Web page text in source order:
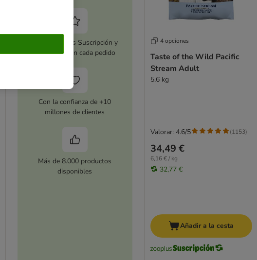
Activa zooplus Suscripción y
ahorra 5 % en cada pedido
Con la confianza de +10
millones de clientes
Más de 8.000 productos
disponibles
4 opciones
Taste of the Wild Pacific
Stream Adult
5,6 kg
34,49 €
6,16 € / kg
32,77 €
Valorar: 4.6/5 (1153)
Añadir a la cesta